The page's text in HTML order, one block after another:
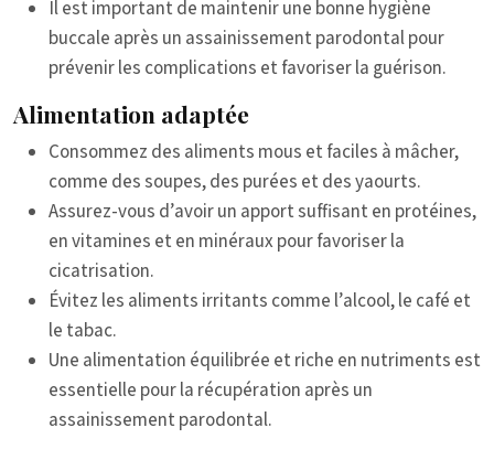
Il est important de maintenir une bonne hygiène
buccale après un assainissement parodontal pour
prévenir les complications et favoriser la guérison.
Alimentation adaptée
Consommez des aliments mous et faciles à mâcher,
comme des soupes, des purées et des yaourts.
Assurez-vous d’avoir un apport suffisant en protéines,
en vitamines et en minéraux pour favoriser la
cicatrisation.
Évitez les aliments irritants comme l’alcool, le café et
le tabac.
Une alimentation équilibrée et riche en nutriments est
essentielle pour la récupération après un
assainissement parodontal.